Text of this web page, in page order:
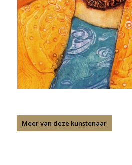
Meer van deze kunstenaar